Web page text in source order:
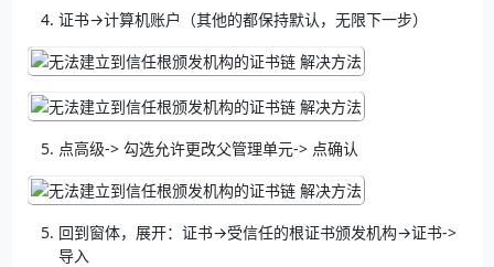
证书→计算机账户（其他的都保持默认，无限下一步）
点高级-> 勾选允许更改父管理单元-> 点确认
回到窗体，展开：证书→受信任的根证书颁发机构→证书->
导入